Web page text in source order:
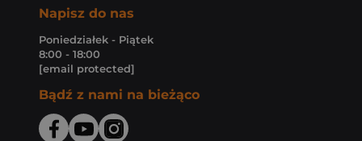
Napisz do nas
Poniedziałek - Piątek
8:00 - 18:00
[email protected]
Bądź z nami na bieżąco